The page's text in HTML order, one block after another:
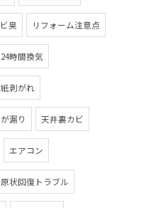
臭 リフォーム注意点
24時間換気
剥がれ
漏り 天井裏カビ
エアコン
原状回復トラブル